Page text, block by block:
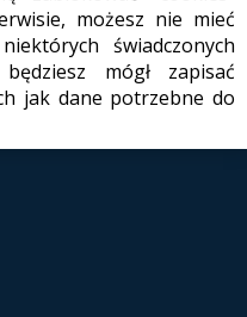
możesz nie mieć
świadczonych
mógł zapisać
jak dane potrzebne do